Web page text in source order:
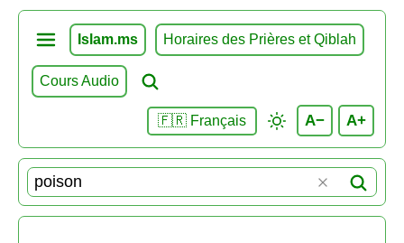
Islam.ms Horaires des Prières et Qiblah
Cours Audio
🇫🇷 Français A− A+